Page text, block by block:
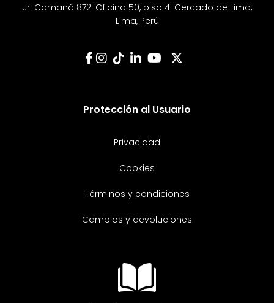
Jr. Camaná 872. Oficina 50, piso 4. Cercado de Lima,
Lima, Perú
Protección al Usuario
Privacidad
Cookies
Términos y condiciones
Cambios y devoluciones